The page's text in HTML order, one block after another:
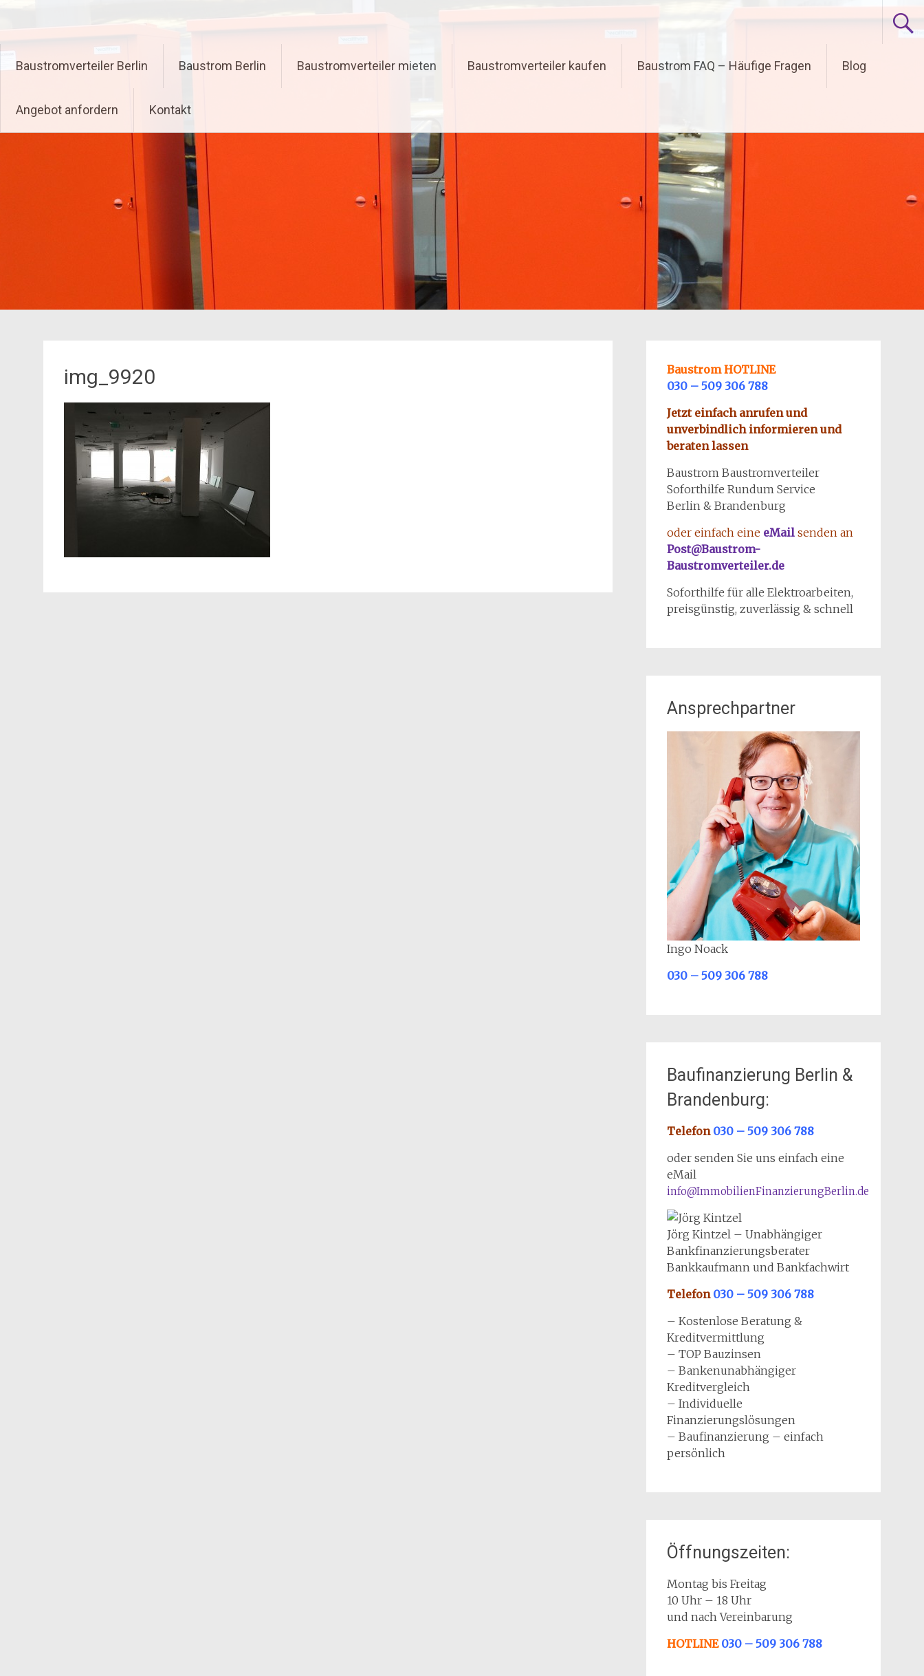
springen
Baustromverteiler Berlin Baustrom Berlin Baustromverteiler mieten Baustromverteiler kaufen Baustrom FAQ – Häufige Fragen Blog
Angebot anfordern Kontakt
img_9920
Baustrom HOTLINE
030 – 509 306 788
Jetzt einfach anrufen und
unverbindlich informieren und
beraten lassen
Baustrom Baustromverteiler
Soforthilfe Rundum Service
Berlin & Brandenburg
oder einfach eine eMailsenden an
Post@Baustrom-
Baustromverteiler.de
Soforthilfe für alle Elektroarbeiten,
preisgünstig, zuverlässig & schnell
Ansprechpartner
Ingo Noack
030 – 509 306 788
Baufinanzierung Berlin &
Brandenburg:
Telefon 030 – 509 306 788
oder senden Sie uns einfach eine
eMail
info@ImmobilienFinanzierungBerlin.de
Jörg Kintzel – Unabhängiger
Bankfinanzierungsberater
Bankkaufmann und Bankfachwirt
Telefon 030 – 509 306 788
– Kostenlose Beratung &
Kreditvermittlung
– TOP Bauzinsen
– Bankenunabhängiger
Kreditvergleich
– Individuelle
Finanzierungslösungen
– Baufinanzierung – einfach
persönlich
Öffnungszeiten:
Montag bis Freitag
10 Uhr – 18 Uhr
und nach Vereinbarung
HOTLINE 030 – 509 306 788